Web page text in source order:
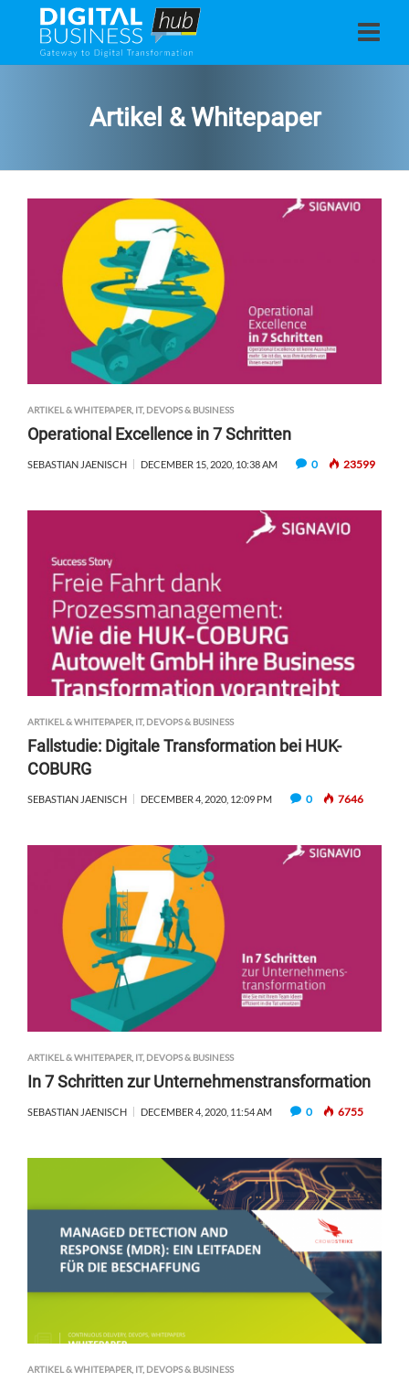
Artikel & Whitepaper
ARTIKEL & WHITEPAPER IT, DEVOPS & BUSINESS
Operational Excellence in 7 Schritten
SEBASTIAN JAENISCH DECEMBER 15, 2020, 10:38 AM 0 23599
ARTIKEL & WHITEPAPER, IT, DEVOPS & BUSINESS
Fallstudie: Digitale Transformation bei HUK-
COBURG
SEBASTIAN JAENISCH DECEMBER 4, 2020, 12:09 PM 0 7646
ARTIKEL & WHITEPAPER IT, DEVOPS & BUSINESS
In 7 Schritten zur Unternehmenstransformation
SEBASTIAN JAENISCH DECEMBER 4, 2020, 11:54 AM 0 6755
ARTIKEL & WHITEPAPER IT, DEVOPS & BUSINESS